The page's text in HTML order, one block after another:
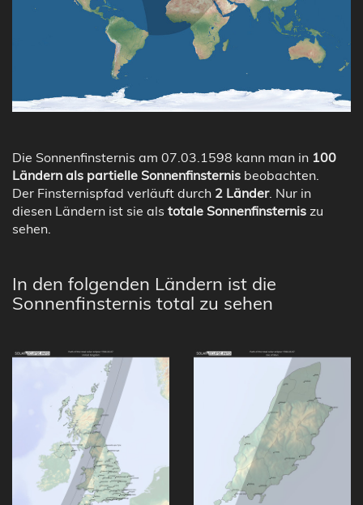
Die Sonnenfinsternis am 07.03.1598 kann man in 100
Ländern als partielle Sonnenfinsternis beobachten.
Der Finsternispfad verläuft durch 2 Länder. Nur in
diesen Ländern ist sie als totale Sonnenfinsternis zu
sehen.
In den folgenden Ländern ist die
Sonnenfinsternis total zu sehen